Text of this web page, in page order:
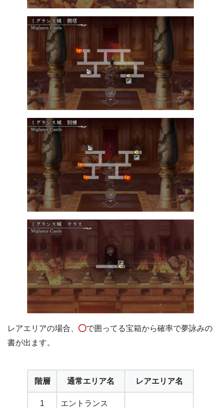
レアエリアの場合、
で囲ってる宝箱から確率で夢詠みの
書が出ます。
階層 通常エリア名 レアエリア名
1 エントランス